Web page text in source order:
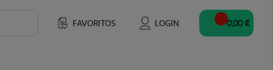
FAVORITOS LOGIN 0,00 €